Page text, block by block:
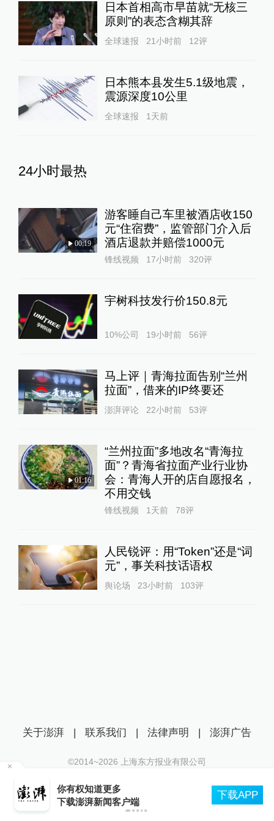
日本首相高市早苗就“无核三
原则”的表态含糊其辞
全球速报 21小时前 12评
日本熊本县发生5.1级地震，
震源深度10公里
全球速报 1天前
24小时最热
00:19
游客睡自己车里被酒店收150
元“住宿费”，监管部门介入后
酒店退款并赔偿1000元
锋线视频 17小时前 320评
宇树科技发行价150.8元
10%公司 19小时前 56评
马上评｜青海拉面告别“兰州
拉面”，借来的IP终要还
澎湃评论 22小时前 53评
01:16
“兰州拉面”多地改名“青海拉
面”？青海省拉面产业行业协
会：青海人开的店自愿报名，
不用交钱
锋线视频 1天前 78评
人民锐评：用“Token”还是“词
元”，事关科技话语权
舆论场 23小时前 103评
你有权知道更多
下载澎湃新闻客户端
下载APP
关于澎湃 | 联系我们 | 法律声明 | 澎湃广告
©2014~2026 上海东方报业有限公司
互联网新闻信息服务许可证：31120170006
沪公网安备 31010602000299号